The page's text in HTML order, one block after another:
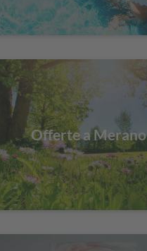
Offerte a Merano